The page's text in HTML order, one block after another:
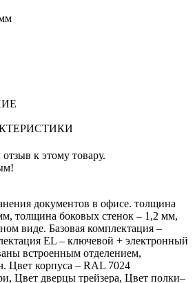
к этому товару.
документов в офисе. толщина
толщина боковых стенок – 1,2 мм,
виде. Базовая комплектация –
EL – ключевой + электронный
встроенным отделением,
Цвет корпуса – RAL 7024
Цвет дверцы трейзера, Цвет полки–